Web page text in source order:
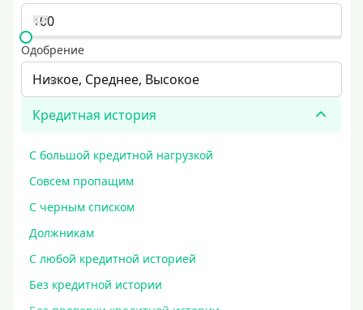
Одобрение
Низкое, Среднее, Высокое
Кредитная история
С большой кредитной нагрузкой
Совсем пропащим
С черным списком
Должникам
С любой кредитной историей
Без кредитной истории